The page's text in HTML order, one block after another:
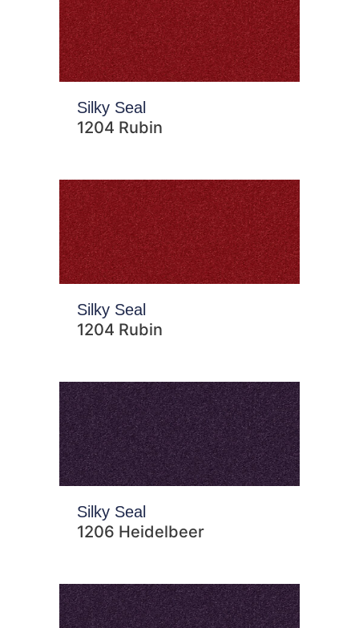
Silky Seal
1204 Rubin
Silky Seal
1204 Rubin
Silky Seal
1206 Heidelbeer